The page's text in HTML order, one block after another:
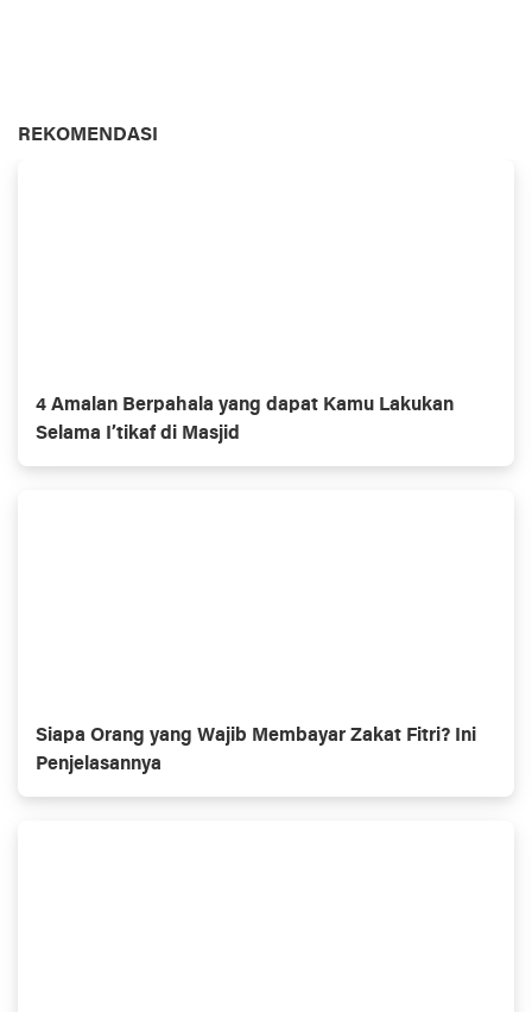
REKOMENDASI
4 Amalan Berpahala yang dapat Kamu Lakukan
Selama I’tikaf di Masjid
Siapa Orang yang Wajib Membayar Zakat Fitri? Ini
Penjelasannya